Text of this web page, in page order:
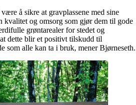
å sikre at gravplassene med sine
kvalitet og omsorg som gjør dem til gode
grøntarealer for stedet og
dette blir et positivt tilskudd til
som alle kan ta i bruk, mener Bjørneseth.